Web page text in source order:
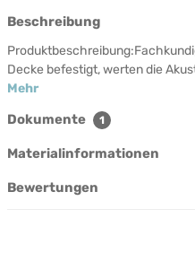
Beschreibung
Decke befestigt, werten die
Mehr
Dokumente 1
Materialinformationen
Bewertungen